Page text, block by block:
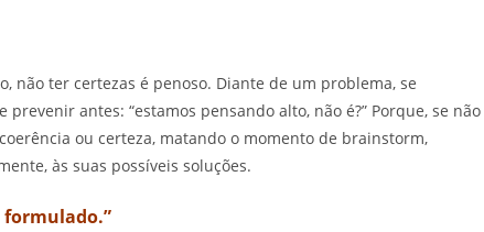
não ter certezas é penoso. Diante de um problema, se
antes: “estamos pensando alto, não é?” Porque, se não
ou certeza, matando o momento de brainstorm,
às suas possíveis soluções.
formulado.”